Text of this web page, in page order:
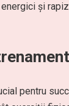
și
pentru